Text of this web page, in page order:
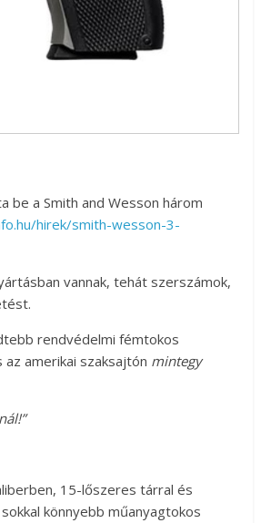
be a Smith and Wesson három
hirek/smith-wesson-3-
vannak, tehát szerszámok,
rendvédelmi fémtokos
amerikai szaksajtón mintegy
15-lőszeres tárral és
könnyebb műanyagtokos